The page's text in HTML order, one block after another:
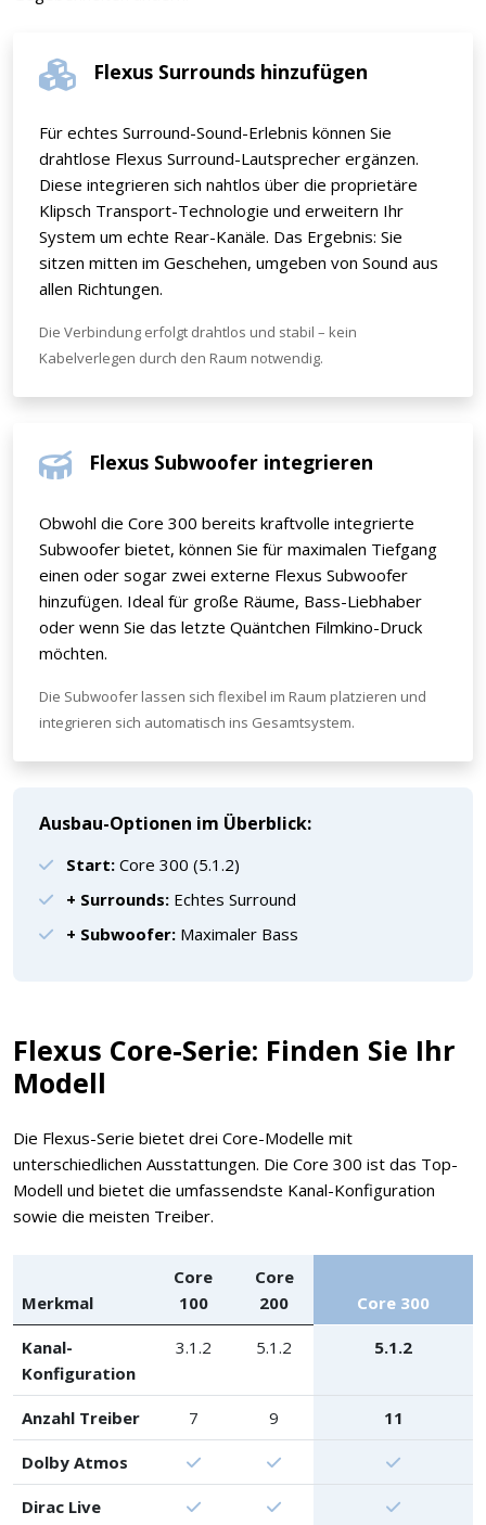
Flexus Surrounds hinzufügen
Für echtes Surround-Sound-Erlebnis können Sie
drahtlose Flexus Surround-Lautsprecher ergänzen.
Diese integrieren sich nahtlos über die proprietäre
Klipsch Transport-Technologie und erweitern Ihr
System um echte Rear-Kanäle. Das Ergebnis: Sie
sitzen mitten im Geschehen, umgeben von Sound aus
allen Richtungen.
Die Verbindung erfolgt drahtlos und stabil – kein
Kabelverlegen durch den Raum notwendig.
Flexus Subwoofer integrieren
Obwohl die Core 300 bereits kraftvolle integrierte
Subwoofer bietet, können Sie für maximalen Tiefgang
einen oder sogar zwei externe Flexus Subwoofer
hinzufügen. Ideal für große Räume, Bass-Liebhaber
oder wenn Sie das letzte Quäntchen Filmkino-Druck
möchten.
Die Subwoofer lassen sich flexibel im Raum platzieren und
integrieren sich automatisch ins Gesamtsystem.
Ausbau-Optionen im Überblick:
Start: Core 300 (5.1.2)
+ Surrounds: Echtes Surround
+ Subwoofer: Maximaler Bass
Flexus Core-Serie: Finden Sie Ihr
Modell
Die Flexus-Serie bietet drei Core-Modelle mit
unterschiedlichen Ausstattungen. Die Core 300 ist das Top-
Modell und bietet die umfassendste Kanal-Konfiguration
sowie die meisten Treiber.
Merkmal
Core
100
Core
200
Core 300
Kanal-
Konfiguration
3.1.2 5.1.2 5.1.2
Anzahl Treiber 7 9 11
Dolby Atmos
Dirac Live